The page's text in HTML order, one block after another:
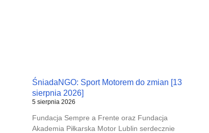
ŚniadaNGO: Sport Motorem do zmian [13
sierpnia 2026]
5 sierpnia 2026
Fundacja Sempre a Frente oraz Fundacja
Akademia Piłkarska Motor Lublin serdecznie